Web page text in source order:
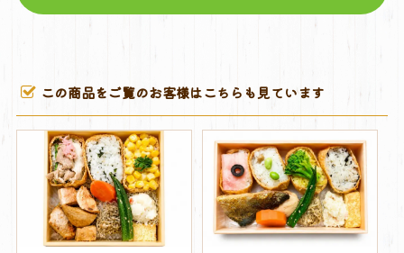
この商品をご覧のお客様はこちらも見ています